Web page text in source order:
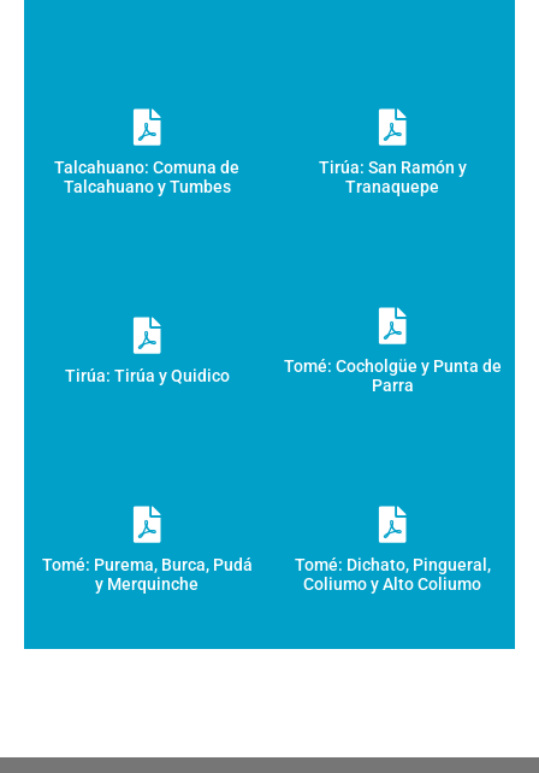
Talcahuano: Comuna de
Talcahuano y Tumbes
Tirúa: San Ramón y
Tranaquepe
Tirúa: Tirúa y Quidico
Tomé: Cocholgüe y Punta de
Parra
Tomé: Purema, Burca, Pudá
y Merquinche
Tomé: Dichato, Pingueral,
Coliumo y Alto Coliumo